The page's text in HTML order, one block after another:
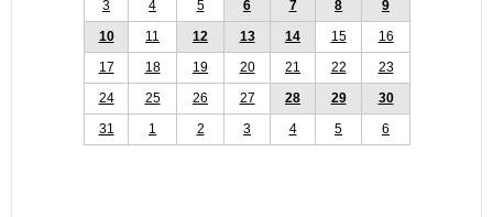
3
4 5 6 7 8
9
10
11 12 13 14 15
16
17
18 19 20 21 22
23
24
25 26 27 28 29
30
31
1 2 3 4 5 6